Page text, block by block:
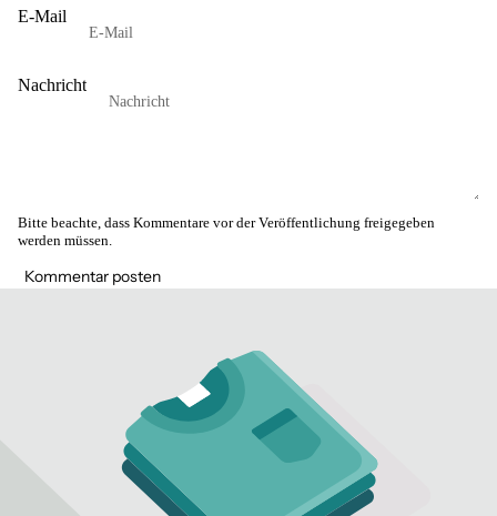
E-Mail
Nachricht
Bitte beachte, dass Kommentare vor der Veröffentlichung freigegeben
werden müssen.
Kommentar posten